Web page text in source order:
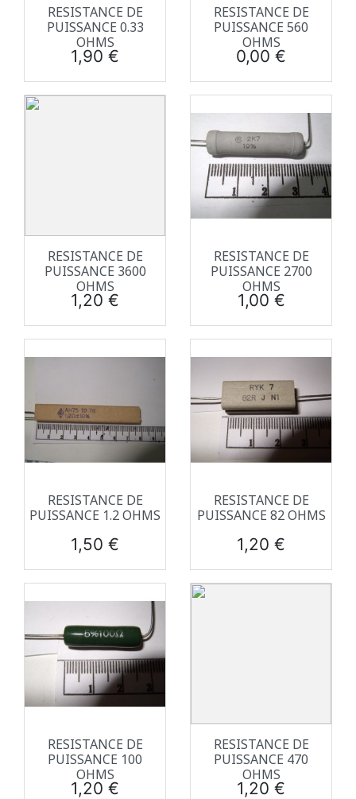
RESISTANCE DE
PUISSANCE 0.33
OHMS
Prix
1,90 €
RESISTANCE DE
PUISSANCE 560
OHMS
Prix
0,00 €
RESISTANCE DE
PUISSANCE 3600
OHMS
Prix
1,20 €
RESISTANCE DE
PUISSANCE 2700
OHMS
Prix
1,00 €
RESISTANCE DE
PUISSANCE 1.2 OHMS
Prix
1,50 €
RESISTANCE DE
PUISSANCE 82 OHMS
Prix
1,20 €
RESISTANCE DE
PUISSANCE 100
OHMS
Prix
1,20 €
RESISTANCE DE
PUISSANCE 470
OHMS
Prix
1,20 €